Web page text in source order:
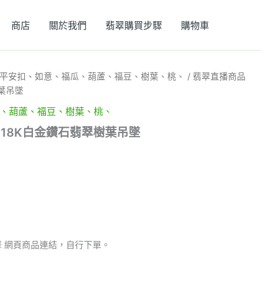
商店 關於我們 翡翠購買步驟 購物車
安扣、如意、福瓜、葫蘆、福豆、樹葉、桃、
/ 翡翠直播商品
吊墜
葫蘆、福豆、樹葉、桃、
白金鑽石翡翠樹葉吊墜
頁商品連結，自行下單。